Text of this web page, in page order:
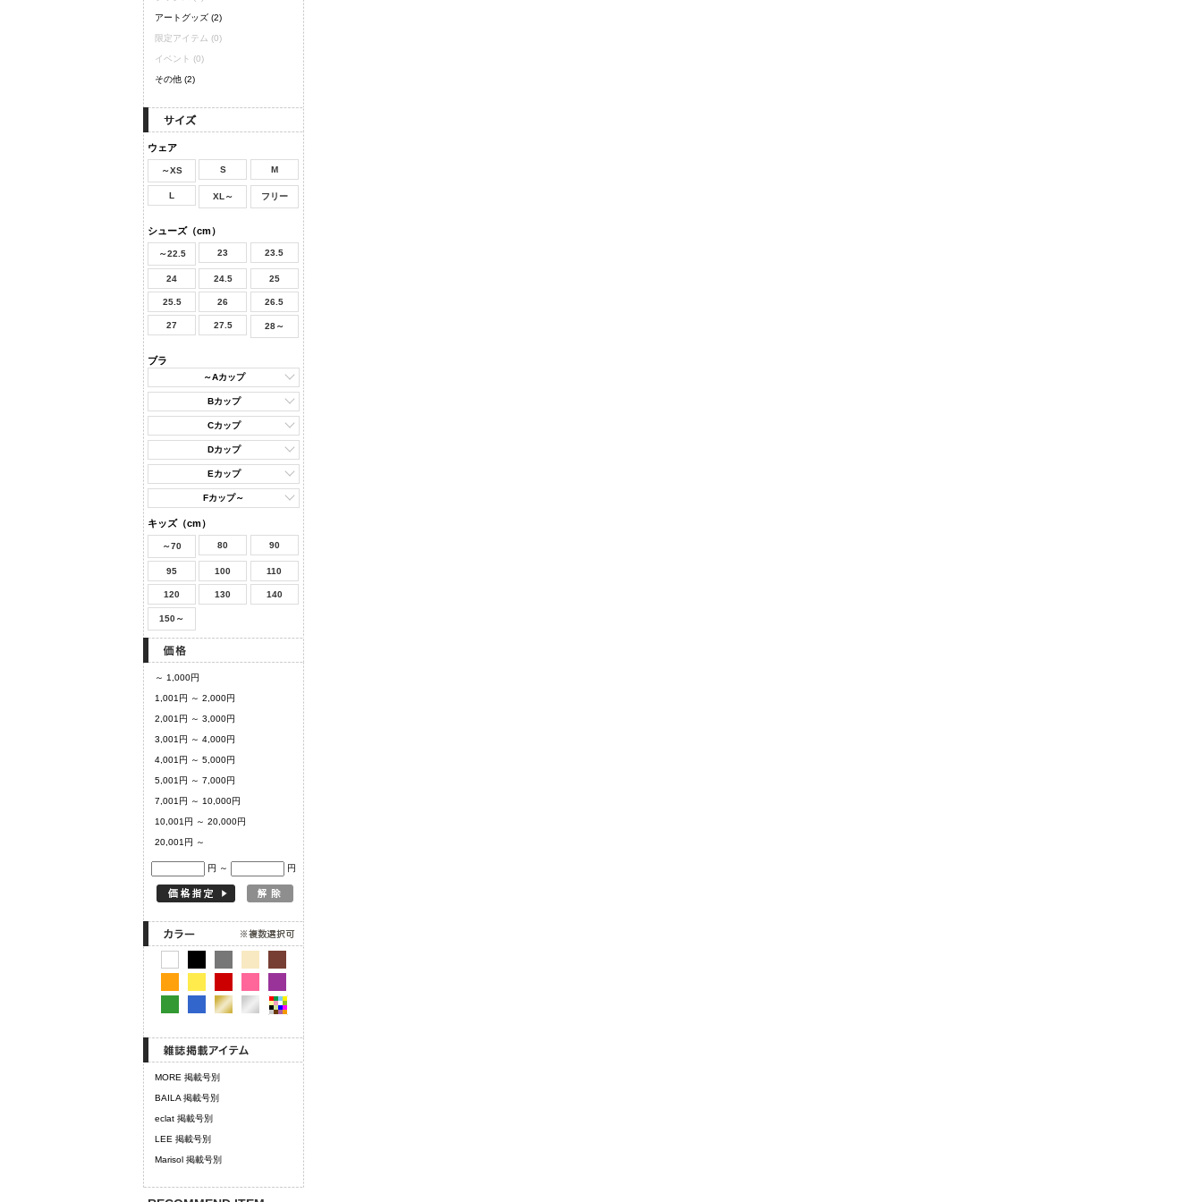
アートグッズ (2)
限定アイテム (0)
イベント (0)
その他 (2)
ウェア
～XS S M
L XL～ フリー
シューズ（cm）
～22.5 23 23.5
24 24.5 25
25.5 26 26.5
27 27.5 28～
ブラ
～Aカップ
Bカップ
Cカップ
Dカップ
Eカップ
Fカップ～
キッズ（cm）
～70 80 90
95 100 110
120 130 140
150～
～ 1,000円
1,001円 ～ 2,000円
2,001円 ～ 3,000円
3,001円 ～ 4,000円
4,001円 ～ 5,000円
5,001円 ～ 7,000円
7,001円 ～ 10,000円
10,001円 ～ 20,000円
20,001円 ～
円 ～ 円
MORE 掲載号別
BAILA 掲載号別
eclat 掲載号別
LEE 掲載号別
Marisol 掲載号別